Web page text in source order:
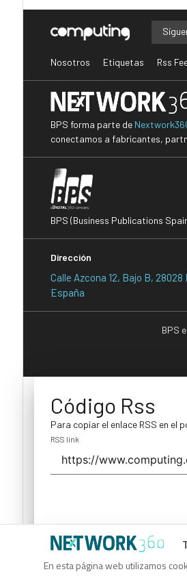
En esta página web utilizamos
Nosotros Etiquetas Rss
BPS forma parte de
conectamos a fabricantes,
BPS (Business Publications
Dirección
Calle Azcona 12, Bajo B, 28028
España
BPS
Código Rss
Para copiar el enlace RSS en el
RSS link
Código Rss